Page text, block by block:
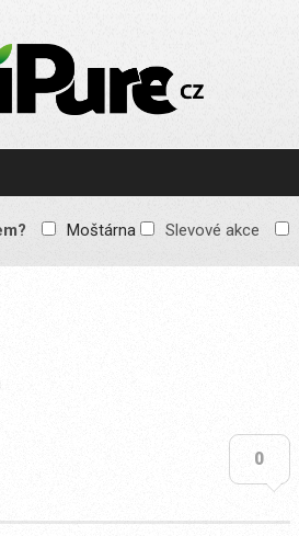
Apple e-
žádné
pro všechny
Moštárna Slevové akce
0